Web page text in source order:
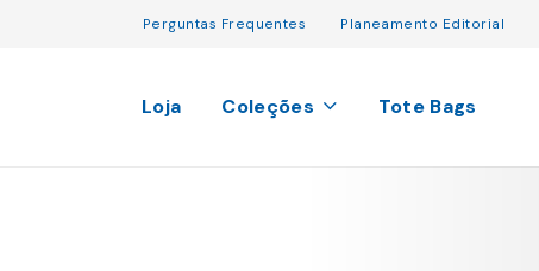
Perguntas Frequentes Planeamento Editorial
Loja Coleções Tote Bags